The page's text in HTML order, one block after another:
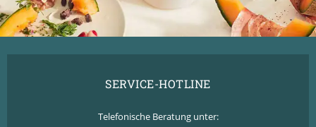
SERVICE-HOTLINE
Telefonische Beratung unter: